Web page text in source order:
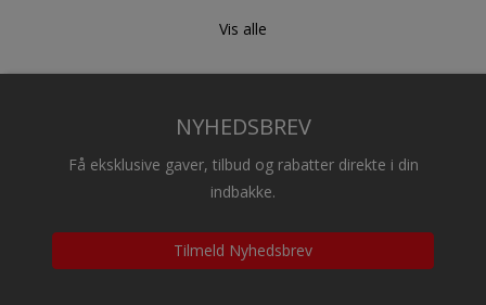
Vis alle
NYHEDSBREV
Få eksklusive gaver, tilbud og rabatter direkte i din
indbakke.
Tilmeld Nyhedsbrev